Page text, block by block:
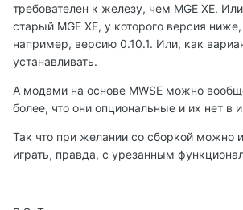
требователен к железу, чем MGE XE.
старый MGE XE, у которого версия
например, версию 0.10.1. Или, как
устанавливать.
А модами на основе MWSE можно
более, что они опциональные и их нет в
Так что при желании со сборкой можно
играть, правда, с урезанным